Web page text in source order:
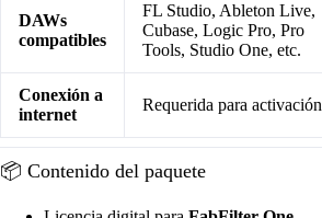
DAWs
compatibles
FL Studio, Ableton Live,
Cubase, Logic Pro, Pro
Tools, Studio One, etc.
Conexión a
internet
Requerida para activación
📦 Contenido del paquete